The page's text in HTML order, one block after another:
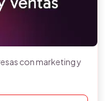
con marketing y